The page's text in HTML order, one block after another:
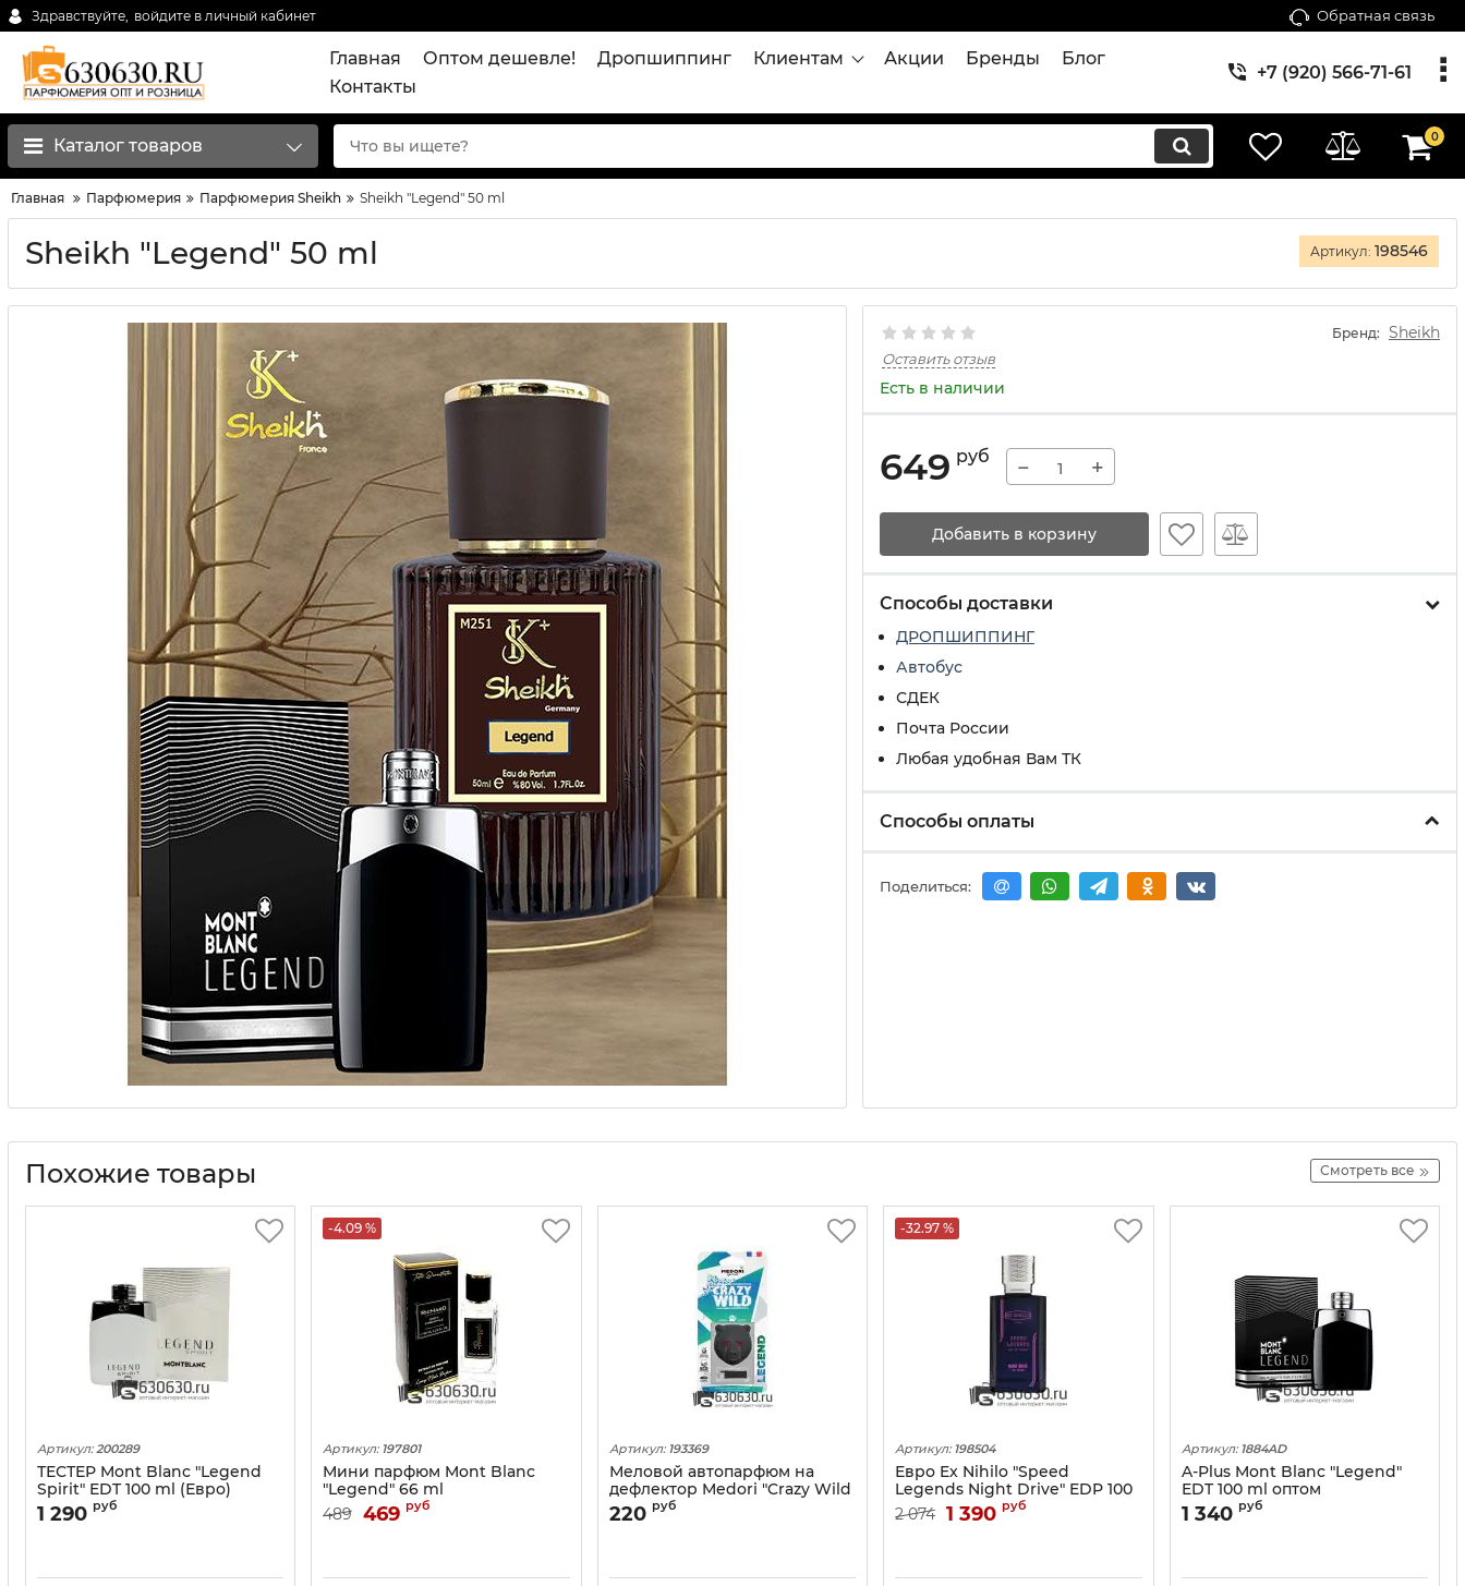
Здравствуйте, войдите в личный кабинет Обратная связь
Главная Оптом дешевле! Дропшиппинг Клиентам Акции Бренды
Блог
Контакты
+7 (920) 566-71-61
Каталог товаров 0
Главная Парфюмерия Парфюмерия Sheikh Sheikh "Legend" 50 ml
Sheikh "Legend" 50 ml Артикул: 198546
Бренд: Sheikh
Оставить отзыв
Есть в наличии
649 руб − +
Добавить в корзину
Способы доставки
ДРОПШИППИНГ
Автобус
СДЕК
Почта России
Любая удобная Вам ТК
Способы оплаты
Поделиться:
Похожие товары Смотреть все
Артикул: 200289
ТЕСТЕР Mont Blanc "Legend
Spirit" EDT 100 ml (Евро)
1 290 руб
-4.09 %
Артикул: 197801
Мини парфюм Mont Blanc
"Legend" 66 ml
489 469 руб
Артикул: 193369
Меловой автопарфюм на
дефлектор Medori "Crazy Wild
Legend" 3D
220 руб
-32.97 %
Артикул: 198504
Евро Ex Nihilo "Speed
Legends Night Drive" EDP 100
ml
2 074 1 390 руб
Артикул: 1884AD
A-Plus Mont Blanc "Legend"
EDT 100 ml оптом
1 340 руб